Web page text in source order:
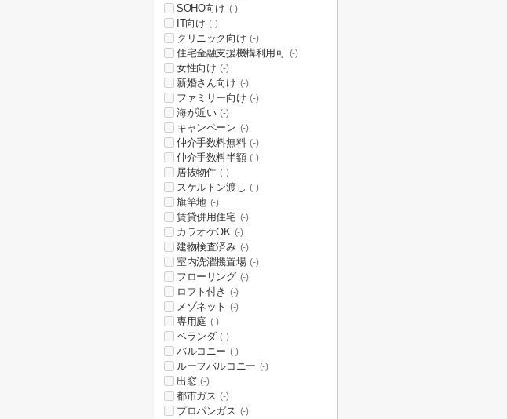
SOHO向け (-)
IT向け (-)
クリニック向け (-)
住宅金融支援機構利用可 (-)
女性向け (-)
新婚さん向け (-)
ファミリー向け (-)
海が近い (-)
キャンペーン (-)
仲介手数料無料 (-)
仲介手数料半額 (-)
居抜物件 (-)
スケルトン渡し (-)
旗竿地 (-)
賃貸併用住宅 (-)
カラオケOK (-)
建物検査済み (-)
室内洗濯機置場 (-)
フローリング (-)
ロフト付き (-)
メゾネット (-)
専用庭 (-)
ベランダ (-)
バルコニー (-)
ルーフバルコニー (-)
出窓 (-)
都市ガス (-)
プロパンガス (-)